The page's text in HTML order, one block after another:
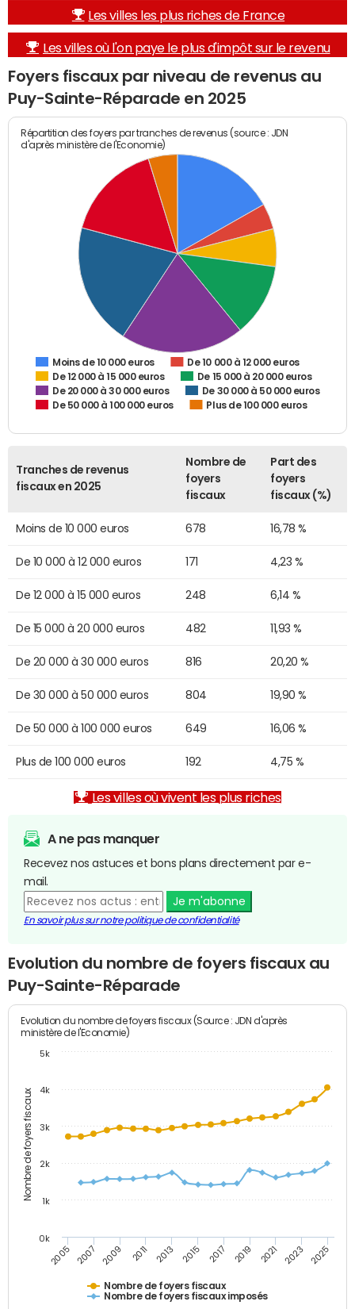
Les villes les plus riches de France
Les villes où l'on paye le plus d'impôt sur le revenu
Foyers fiscaux par niveau de revenus au
Puy-Sainte-Réparade en 2025
Répartition des foyers par tranches de revenus (source : JDN
d'après ministère de l'Economie)
Moins de 10 000 euros
De 10 000 à 12 000 euros
De 12 000 à 15 000 euros
De 15 000 à 20 000 euros
De 20 000 à 30 000 euros
De 30 000 à 50 000 euros
De 50 000 à 100 000 euros
Plus de 100 000 euros
Tranches de revenus
fiscaux en 2025
Nombre de
foyers
fiscaux
Part des
foyers
fiscaux (%)
Moins de 10 000 euros 678 16,78 %
De 10 000 à 12 000 euros 171 4,23 %
De 12 000 à 15 000 euros 248 6,14 %
De 15 000 à 20 000 euros 482 11,93 %
De 20 000 à 30 000 euros 816 20,20 %
De 30 000 à 50 000 euros 804 19,90 %
De 50 000 à 100 000 euros 649 16,06 %
Plus de 100 000 euros 192 4,75 %
Les villes où vivent les plus riches
A ne pas manquer
Recevez nos astuces et bons plans directement par e-
mail.
Je m'abonne
En savoir plus sur notre politique de confidentialité
Evolution du nombre de foyers fiscaux au
Puy-Sainte-Réparade
Nombre de foyers fiscaux
Evolution du nombre de foyers fiscaux (Source : JDN d'après
ministère de l'Economie)
Nombre de foyers fiscaux
Nombre de foyers fiscaux imposés
2005 2007 2009 2011 2013 2015 2017 2019 2021 2023 2025
0k
1k
2k
3k
4k
5k